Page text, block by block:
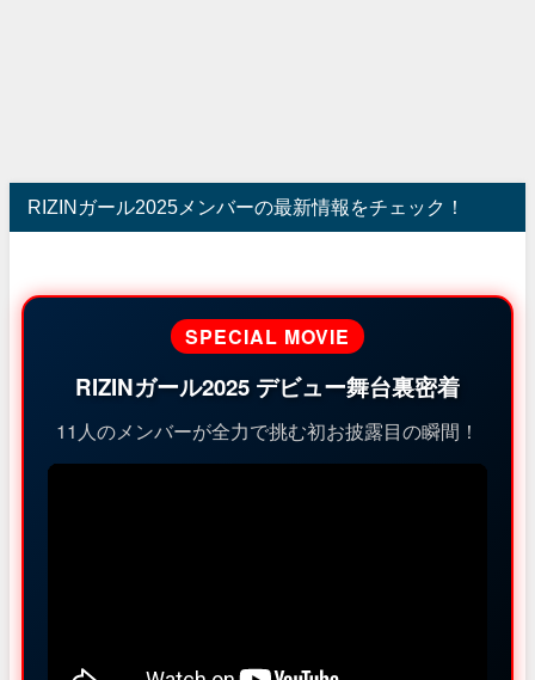
RIZINガール2025メンバーの最新情報をチェック！
SPECIAL MOVIE
RIZINガール2025 デビュー舞台裏密着
11人のメンバーが全力で挑む初お披露目の瞬間！